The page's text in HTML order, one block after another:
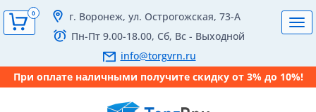
г. Воронеж, ул. Острогожская, 73-А
Пн-Пт 9.00-18.00, Сб, Вс - Выходной
info@torgvrn.ru
При оплате наличными получите скидку от 3% до 10%!
0